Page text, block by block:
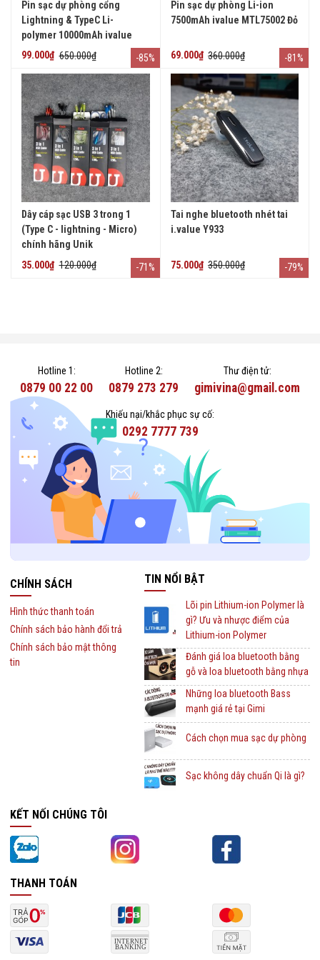
Pin sạc dự phòng cổng
Lightning & TypeC Li-
polymer 10000mAh ivalue
MTP100007 Xám đen
99.000₫ 650.000₫ -85%
Pin sạc dự phòng Li-ion
7500mAh ivalue MTL75002 Đỏ
69.000₫ 360.000₫ -81%
Dây cáp sạc USB 3 trong 1
(Type C - lightning - Micro)
chính hãng Unik
35.000₫ 120.000₫ -71%
Tai nghe bluetooth nhét tai
i.value Y933
75.000₫ 350.000₫ -79%
Hotline 1:
0879 00 22 00
Hotline 2:
0879 273 279
Thư điện tử:
gimivina@gmail.com
Khiếu nại/khắc phục sự cố:
0292 7777 739
CHÍNH SÁCH
Hình thức thanh toán
Chính sách bảo hành đổi trả
Chính sách bảo mật thông
tin
TIN NỔI BẬT
Lõi pin Lithium-ion Polymer là
gì? Ưu và nhược điểm của
Lithium-ion Polymer
Đánh giá loa bluetooth bằng
gỗ và loa bluetooth bằng nhựa
Những loa bluetooth Bass
mạnh giá rẻ tại Gimi
Cách chọn mua sạc dự phòng
Sạc không dây chuẩn Qi là gì?
KẾT NỐI CHÚNG TÔI
THANH TOÁN